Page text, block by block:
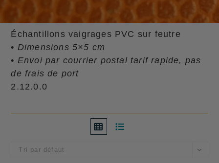
Échantillons vaigrages PVC sur feutre
• Dimensions 5×5 cm
• Envoi par courrier postal tarif rapide, pas
de frais de port
2.12.0.0
Tri par défaut